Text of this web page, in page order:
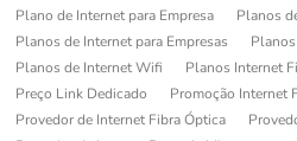
Plano de Internet para Empresa
Planos
Planos de Internet para Empresas
Planos de Internet Wifi
Planos Internet
Preço Link Dedicado
Promoção Internet
Provedor de Internet Fibra Óptica